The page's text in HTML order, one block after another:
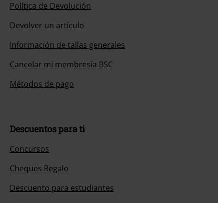
Política de Devolución
Devolver un artículo
Información de tallas generales
Cancelar mi membresía BSC
Métodos de pago
Descuentos para ti
Concursos
Cheques Regalo
Descuento para estudiantes